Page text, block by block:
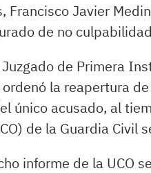
Francisco Javier
de no
de Primera
la reapertura
único acusado, al
de la Guardia Civil
informe de la UCO